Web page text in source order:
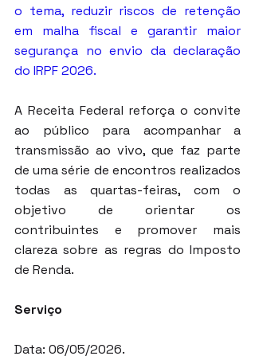
o tema, reduzir riscos de retenção
em malha fiscal e garantir maior
segurança no envio da declaração
do IRPF 2026.
A Receita Federal reforça o convite
ao público para acompanhar a
transmissão ao vivo, que faz parte
de uma série de encontros realizados
todas as quartas-feiras, com o
objetivo de orientar os
contribuintes e promover mais
clareza sobre as regras do Imposto
de Renda.
Serviço
Data: 06/05/2026.